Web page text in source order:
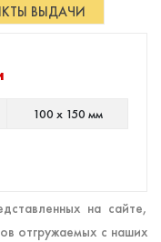
ВЫДАЧИ
100 х 150 мм
на сайте,
отгружаемых с наших